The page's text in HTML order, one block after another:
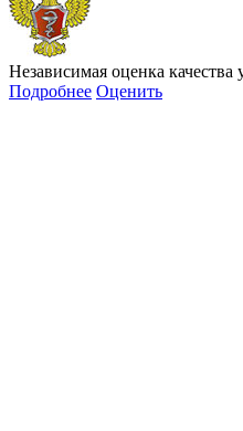
Независимая оценка
Подробнее Оценить